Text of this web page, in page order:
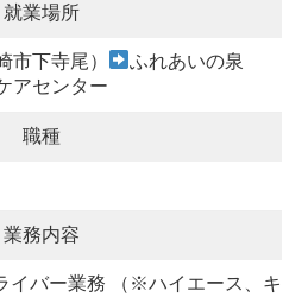
就業場所
市下寺尾）
ふれあいの泉
アセンター
職種
業務内容
イバー業務 （※ハイエース、キ